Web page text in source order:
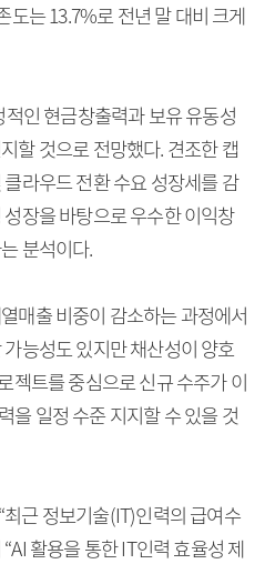
도는 13.7%로 전년 말 대비 크게
인 현금창출력과 보유 유동성
할 것으로 전망했다. 견조한 캡
라우드 전환 수요 성장세를 감
장을 바탕으로 우수한 이익창
분석이다.
매출 비중이 감소하는 과정에서
능성도 있지만 채산성이 양호
젝트를 중심으로 신규 수주가 이
을 일정 수준 지지할 수 있을 것
근 정보기술(IT)인력의 급여수
활용을 통한 IT인력 효율성 제